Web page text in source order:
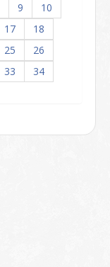
9
10
17
18
25
26
33
34